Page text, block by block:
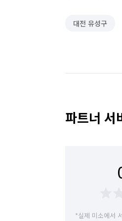
대전 유성구
파트너 서
*실제 미소에서